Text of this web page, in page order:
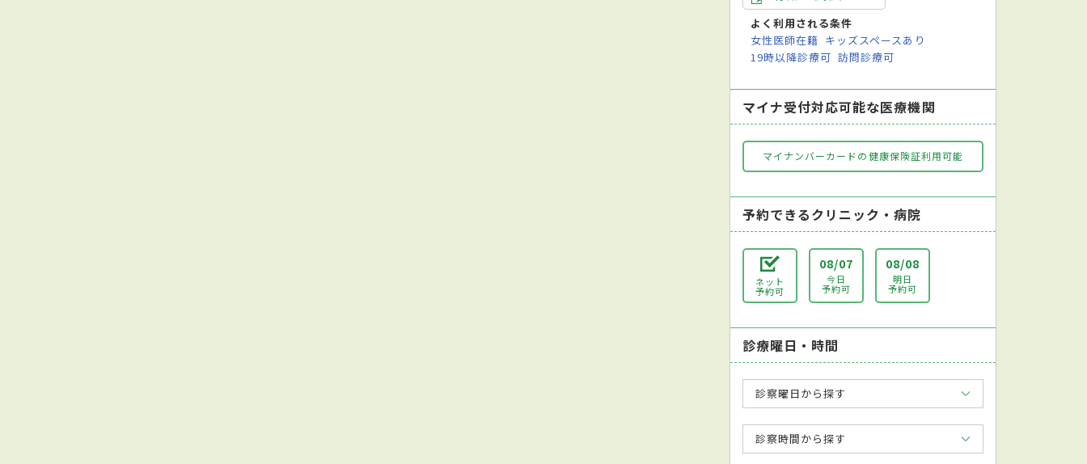
よく利用される条件
女性医師在籍 キッズスペースあり
19時以降診療可 訪問診療可
マイナ受付対応可能な医療機関
マイナンバーカードの健康保険証利用可能
予約できるクリニック・病院
ネット
予約可
08/07
今日
予約可
08/08
明日
予約可
診療曜日・時間
診察曜日から探す
診察時間から探す